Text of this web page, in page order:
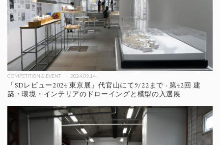
COMPETITION & EVENT 2024.09.14
「SDレビュー2024 東京展」代官山にて9/22まで - 第42回 建
築・環境・インテリアのドローイングと模型の入選展